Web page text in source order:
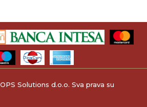
Solutions d.o.o. Sva prava su